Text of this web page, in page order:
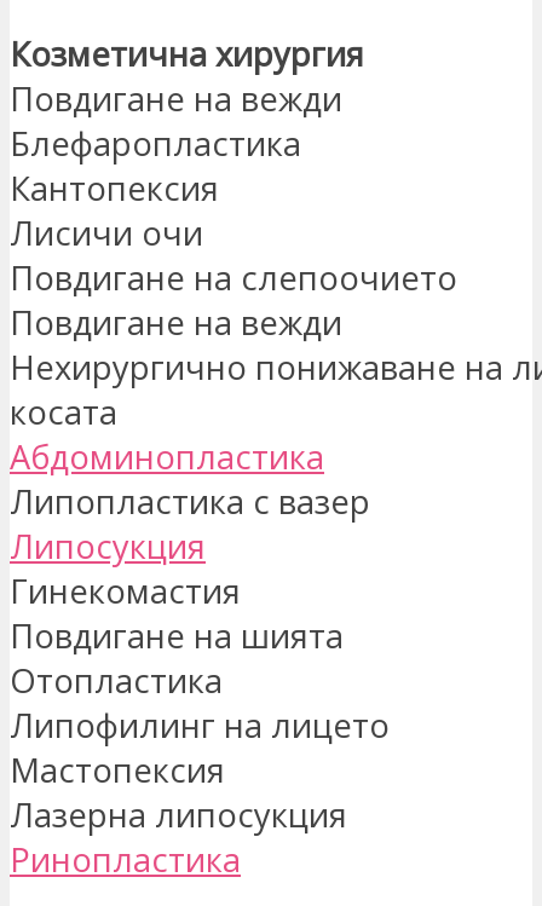
Козметична хирургия
Повдигане на вежди
Блефаропластика
Кантопексия
Лисичи очи
Повдигане на слепоочието
Повдигане на вежди
Нехирургично понижаване на
косата
Абдоминопластика
Липопластика с вазер
Липосукция
Гинекомастия
Повдигане на шията
Отопластика
Липофилинг на лицето
Мастопексия
Лазерна липосукция
Ринопластика